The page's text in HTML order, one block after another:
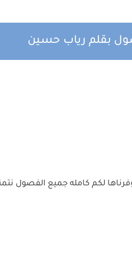
بقلم رياب حسين
لكم كامله جميع الفصول